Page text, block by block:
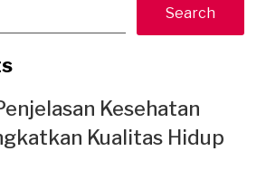
Search
Kesehatan
Kualitas Hidup